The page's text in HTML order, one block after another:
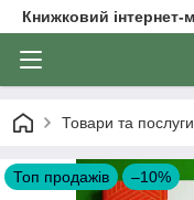
Книжковий інтернет-
Товари та послуги
Топ продажів –10%